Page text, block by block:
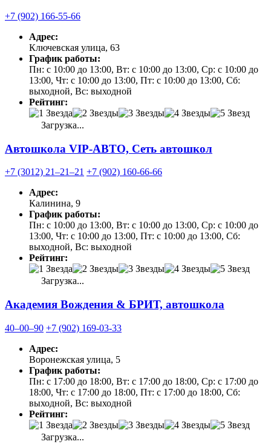
+7 (902) 166-55-66
Адрес:
Ключевская улица, 63
График работы:
Пн: с 10:00 до 13:00, Вт: с 10:00 до 13:00, Ср: с 10:00 до
13:00, Чт: с 10:00 до 13:00, Пт: с 10:00 до 13:00, Сб:
выходной, Вс: выходной
Рейтинг:
Загрузка...
Автошкола VIP-АВТО, Сеть автошкол
+7 (3012) 21‒21‒21 +7 (902) 160-66-66
Адрес:
Калинина, 9
График работы:
Пн: с 10:00 до 13:00, Вт: с 10:00 до 13:00, Ср: с 10:00 до
13:00, Чт: с 10:00 до 13:00, Пт: с 10:00 до 13:00, Сб:
выходной, Вс: выходной
Рейтинг:
Загрузка...
Академия Вождения & БРИТ, автошкола
40‒00‒90 +7 (902) 169-03-33
Адрес:
Воронежская улица, 5
График работы:
Пн: с 17:00 до 18:00, Вт: с 17:00 до 18:00, Ср: с 17:00 до
18:00, Чт: с 17:00 до 18:00, Пт: с 17:00 до 18:00, Сб:
выходной, Вс: выходной
Рейтинг:
Загрузка...